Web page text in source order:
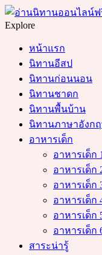
Menu
Search
Explore
หน้าแรก
นิทานอีสป
นิทานก่อนนอน
นิทานชาดก
นิทานพื้นบ้าน
นิทานภาษาอังก
อาหารเด็ก
อาหารเด็ก
อาหารเด็ก
อาหารเด็ก
อาหารเด็ก
อาหารเด็ก
อาหารเด็ก
สาระน่ารู้